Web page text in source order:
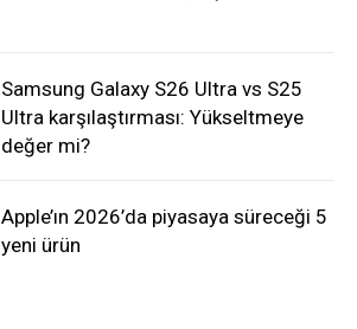
Samsung Galaxy S26 Ultra vs S25
Ultra karşılaştırması: Yükseltmeye
değer mi?
Apple’ın 2026’da piyasaya süreceği 5
yeni ürün